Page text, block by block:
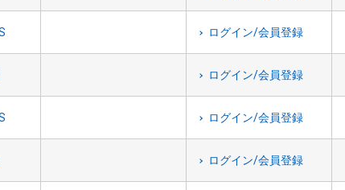
ログイン/会員登録
ログイン/会員登録
ログイン/会員登録
ログイン/会員登録